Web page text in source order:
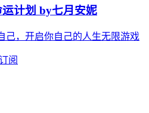
计划 by七月安妮
己，开启你自己的人生无限游戏
阅